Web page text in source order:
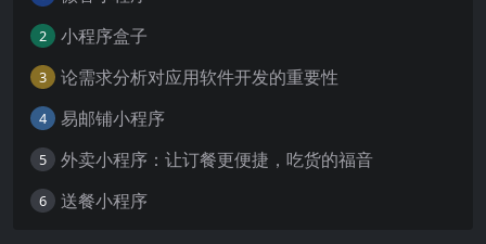
2 小程序盒子
3 论需求分析对应用软件开发的重要性
4 易邮铺小程序
5 外卖小程序：让订餐更便捷，吃货的福音
6 送餐小程序